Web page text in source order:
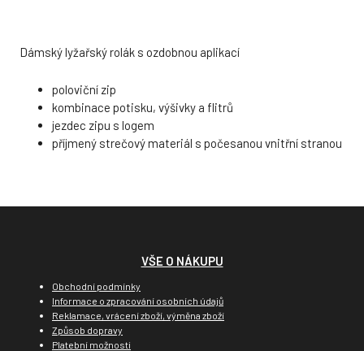
Dámský lyžařský rolák s ozdobnou aplikací
poloviční zip
kombinace potisku, výšivky a flitrů
jezdec zipu s logem
příjmený strečový materiál s počesanou vnitřní stranou
VŠE O NÁKUPU
Obchodní podmínky
Informace o zpracování osobních údajů
Reklamace, vrácení zboží, výměna zboží
Způsob dopravy
Platební možnosti